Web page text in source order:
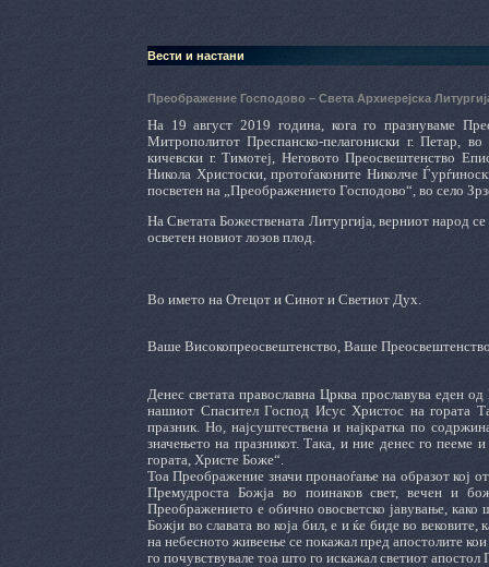
Вести и настани
Преображение Господово – Света Архиерејска
На 19 август 2019 година, кога го празнуваме
Митрополитот Преспанско-пелагониски г. Петар,
кичевски г. Тимотеј, Неговото Преосвештенство
Никола Христоски, протоѓаконите Николче
посветен на „Преображението Господово“, во село
На Светата Божествената Литургија, верниот народ
осветен новиот лозов плод.
Во името на Отецот и Синот и Светиот Дух.
Ваше Високопреосвештенство, Ваше
Денес светата православна Црква прославува еден
нашиот Спасител Господ Исус Христос на гората
празник. Но, најсуштествена и најкратка по
значењето на празникот. Така, и ние денес го
гората, Христе Боже“.
Тоа Преображение значи пронаоѓање на образот кој
Премудроста Божја во поинаков свет, вечен и
Преображението е обично овосветско јавување,
Божји во славата во која бил, е и ќе биде во вековите,
на небесното живеење се покажал пред апостолите
го почувствувале тоа што го искажал светиот